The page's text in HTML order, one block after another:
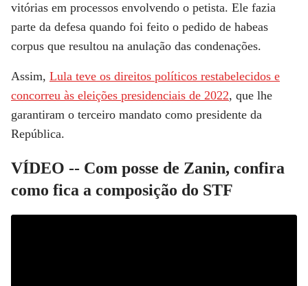
vitórias em processos envolvendo o petista. Ele fazia
parte da defesa quando foi feito o pedido de habeas
corpus que resultou na anulação das condenações.
Assim, Lula teve os direitos políticos restabelecidos e
concorreu às eleições presidenciais de 2022, que lhe
garantiram o terceiro mandato como presidente da
República.
VÍDEO -- Com posse de Zanin, confira
como fica a composição do STF